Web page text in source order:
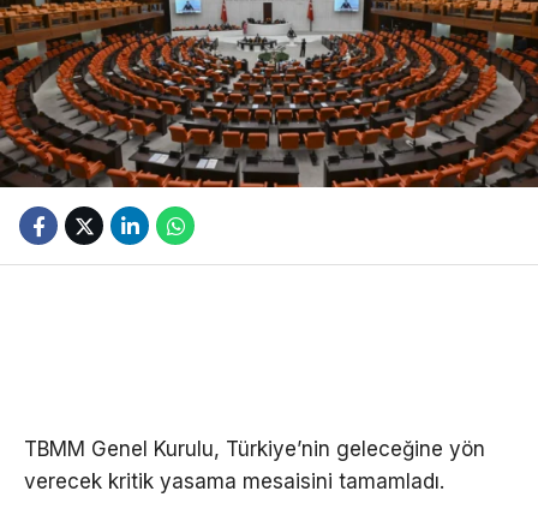
TBMM Genel Kurulu, Türkiye’nin geleceğine yön
verecek kritik yasama mesaisini tamamladı.